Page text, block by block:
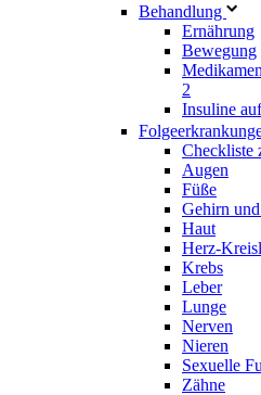
Behandlung
Ernährung
Bewegung
2
Insuline
Checkliste
Augen
Füße
Gehirn
Haut
Herz-
Krebs
Leber
Lunge
Nerven
Nieren
Sexuelle
Zähne